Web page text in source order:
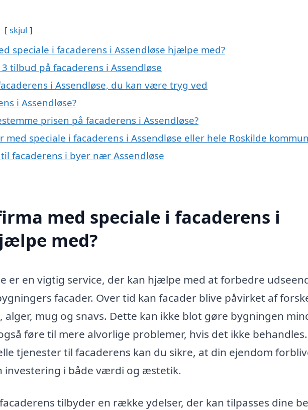
skjul
speciale i facaderens i Assendløse hjælpe med?
tilbud på facaderens i Assendløse
i Assendløse, du kan være tryg ved
i Assendløse?
prisen på facaderens i Assendløse?
med speciale i facaderens i Assendløse eller hele Roskilde
facaderens i byer nær Assendløse
med speciale i facaderens i
med?
er en vigtig service, der kan hjælpe med at forbedre
facader. Over tid kan facader blive påvirket af
mug og snavs. Dette kan ikke blot gøre bygningen
føre til mere alvorlige problemer, hvis det ikke behandles.
tjenester til facaderens kan du sikre, at din ejendom
investering i både værdi og æstetik.
tilbyder en række ydelser, der kan tilpasses dine